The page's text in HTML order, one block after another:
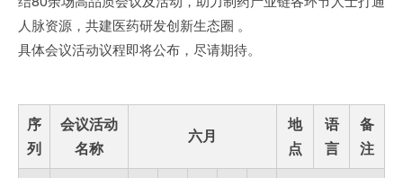
人脉资源，共建医药研发创新生态圈 。
具体会议活动议程即将公布，尽请期待。
序
列
会议活动
名称
六月
地
点
语
言
备
注